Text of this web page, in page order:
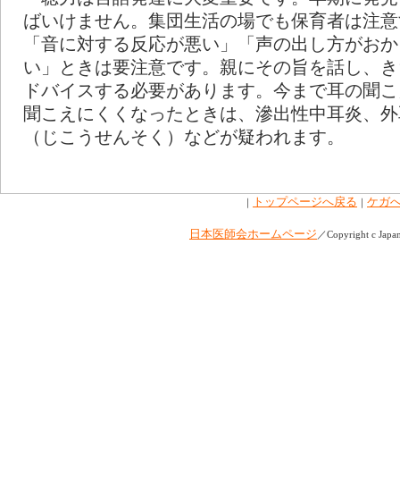
ばいけません。集団生活の場でも保育者は注
「音に対する反応が悪い」「声の出し方がお
い」ときは要注意です。親にその旨を話し、
ドバイスする必要があります。今まで耳の聞
聞こえにくくなったときは、滲出性中耳炎、
（じこうせんそく）などが疑われます。
｜ トップページへ戻る ｜ ケガ
日本医師会ホームページ ／Copyright c